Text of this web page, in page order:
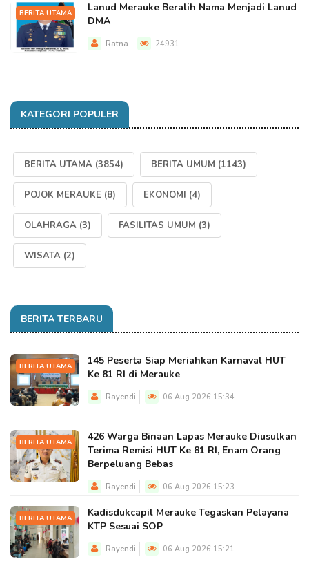
BERITA UTAMA
Lanud Merauke Beralih Nama Menjadi Lanud
DMA
Ratna 24931
KATEGORI POPULER
BERITA UTAMA (3854) BERITA UMUM (1143)
POJOK MERAUKE (8) EKONOMI (4)
OLAHRAGA (3) FASILITAS UMUM (3)
WISATA (2)
BERITA TERBARU
BERITA UTAMA
145 Peserta Siap Meriahkan Karnaval HUT
Ke 81 RI di Merauke
Rayendi 06 Aug 2026 15:34
BERITA UTAMA
426 Warga Binaan Lapas Merauke Diusulkan
Terima Remisi HUT Ke 81 RI, Enam Orang
Berpeluang Bebas
Rayendi 06 Aug 2026 15:23
BERITA UTAMA
Kadisdukcapil Merauke Tegaskan Pelayana
KTP Sesuai SOP
Rayendi 06 Aug 2026 15:21